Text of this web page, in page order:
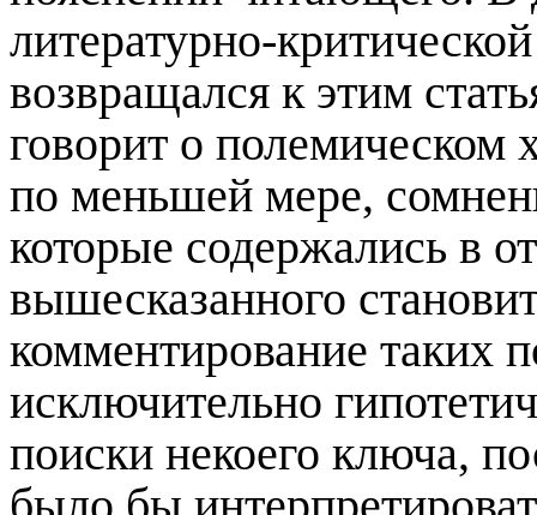
литературно-
возвращался к этим
говорит о
по меньшей мере,
которые содержались в
вышесказанного
комментирование таких
исключительно
поиски некоего ключа,